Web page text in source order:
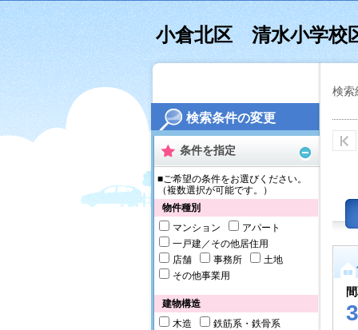
検索条件の変更
条件を指定
■ご希望の条件をお選びください。
（複数選択が可能です。）
物件種別
マンション
アパート
一戸建／その他居住用
店舗
事務所
土地
その他事業用
建物構造
木造
鉄筋系・鉄骨系
小倉北区 清水小学
検索